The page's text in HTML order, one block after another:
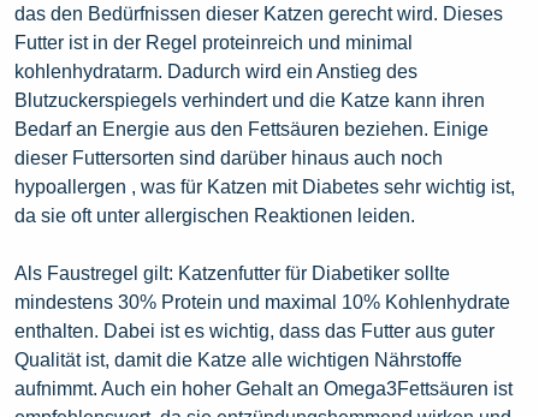
das den Bedürfnissen dieser Katzen gerecht wird. Dieses
Futter ist in der Regel proteinreich und minimal
kohlenhydratarm. Dadurch wird ein Anstieg des
Blutzuckerspiegels verhindert und die Katze kann ihren
Bedarf an Energie aus den Fettsäuren beziehen. Einige
dieser Futtersorten sind darüber hinaus auch noch
hypoallergen , was für Katzen mit Diabetes sehr wichtig ist,
da sie oft unter allergischen Reaktionen leiden.
Als Faustregel gilt: Katzenfutter für Diabetiker sollte
mindestens 30% Protein und maximal 10% Kohlenhydrate
enthalten. Dabei ist es wichtig, dass das Futter aus guter
Qualität ist, damit die Katze alle wichtigen Nährstoffe
aufnimmt. Auch ein hoher Gehalt an Omega3Fettsäuren ist